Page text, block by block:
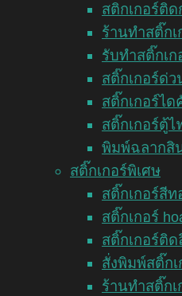
สติกเกอร์ติ
ร้านทำสติ๊กเ
รับทำสติ๊กเก
สติ๊กเกอร์ด่ว
สติ๊กเกอร์ไ
สติ๊กเกอร์ตู้ไ
พิมพ์ฉลากสิ
สติ๊กเกอร์พิเศษ
สติ๊กเกอร์สีท
สติ๊กเกอร์
สติ๊กเกอร์ติ
สั่งพิมพ์สติ๊กเ
ร้านทำสติ๊กเ